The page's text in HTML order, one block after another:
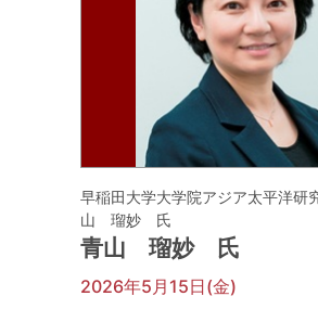
早稲田大学大学院アジア太平洋
山 瑠妙 氏
青山 瑠妙 氏
2026年5月15日(金)